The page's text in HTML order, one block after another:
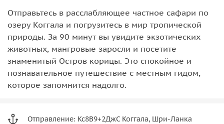
Отправьтесь в расслабляющее частное сафари по
озеру Коггала и погрузитесь в мир тропической
природы. За 90 минут вы увидите экзотических
животных, мангровые заросли и посетите
знаменитый Остров корицы. Это спокойное и
познавательное путешествие с местным гидом,
которое запомнится надолго.
Отправление: Кс8В9+2ДжС Коггала, Шри-Ланка